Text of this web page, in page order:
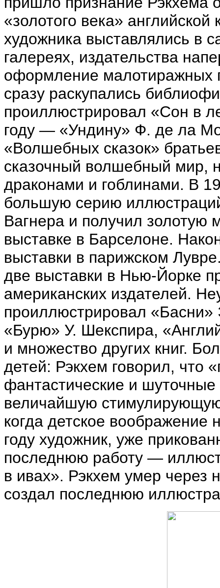
«золотого века»
художника выставлялись в
галереях, издательства
оформление малотиражных
сразу раскупались
проиллюстрировал «Сон в
году — «Ундину» Ф. де ла
«Волшебных сказок»
сказочный волшебный мир,
драконами и гоблинами. В
большую серию
Вагнера и получил
выставке в Барселоне.
выставки в парижском
две выставки в Нью-Йорке
американских издателей.
проиллюстрировал
«Бурю» У. Шекспира,
и множество других книг.
детей: Рэкхем говорил, что
фантастические и шуточные
величайшую
когда детское
году художник, уже
последнюю работу —
в ивах». Рэкхем умер через
создал последнюю